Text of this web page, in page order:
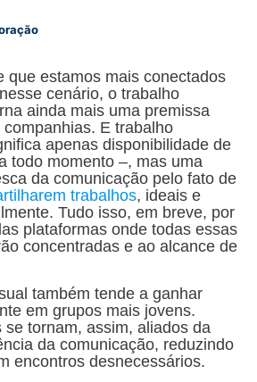
que estamos mais conectados
cenário, o trabalho
ainda mais uma premissa
E trabalho
apenas disponibilidade de
todo momento –, mas uma
da comunicação pelo fato de
trabalhos, ideais e
Tudo isso, em breve, por
plataformas onde todas essas
concentradas e ao alcance de
também tende a ganhar
em grupos mais jovens.
tornam, assim, aliados da
da comunicação, reduzindo
encontros desnecessários.